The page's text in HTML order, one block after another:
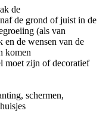
de
de grond of juist in de
(als van
en de wensen van de
komen
moet zijn of decoratief
schermen,